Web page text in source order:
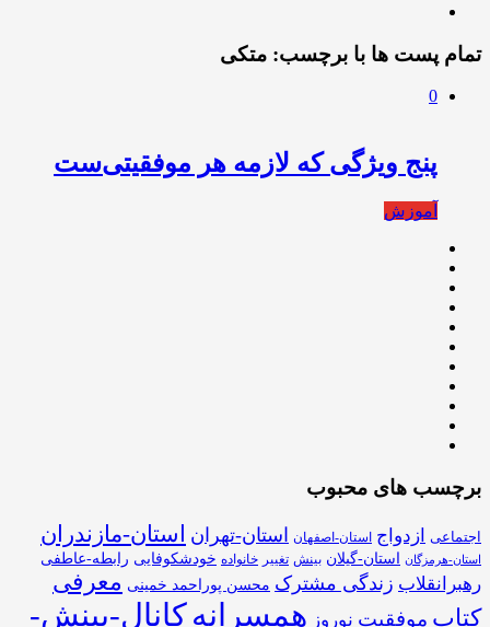
تمام پست ها با برچسب: متكی
0
پنج ويژگی كه لازمه هر موفقيتی‌ست
آموزش
برچسب های محبوب
اجتماعی ازدواج استان-اصفهان استان-تهران استان-مازندران
استان-هرمزگان استان-گیلان بینش تغییر خانواده خودشکوفایی رابطه-عاطفی
رهبرانقلاب زندگی مشترک محسن پوراحمد خمینی معرفی
کتاب موفقیت نوروز همسرانهکانال-بینش-